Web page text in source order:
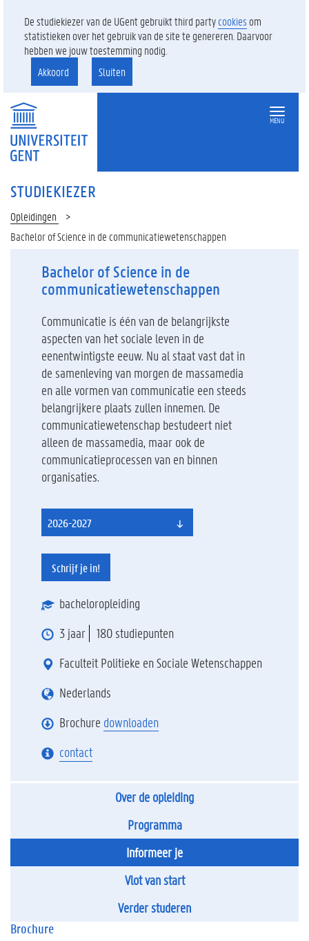
De studiekiezer van de UGent gebruikt third partycookies om
statistieken over het gebruik van de site te genereren. Daarvoor
hebben we jouw toestemming nodig.
Akkoord
Sluiten
MENU
STUDIEKIEZER
Opleidingen
Bachelor of Science in de communicatiewetenschappen
Bachelor of Science in de
communicatiewetenschappen
Communicatie is één van de belangrijkste
aspecten van het sociale leven in de
eenentwintigste eeuw. Nu al staat vast dat in
de samenleving van morgen de massamedia
en alle vormen van communicatie een steeds
belangrijkere plaats zullen innemen. De
communicatiewetenschap bestudeert niet
alleen de massamedia, maar ook de
communicatieprocessen van en binnen
organisaties.
2026-2027
Schrijf je in!
bacheloropleiding
3 jaar
180 studiepunten
Faculteit Politieke en Sociale Wetenschappen
Nederlands
Brochure downloaden
contact
Over de opleiding
Programma
Informeer je
Vlot van start
Verder studeren
Brochure